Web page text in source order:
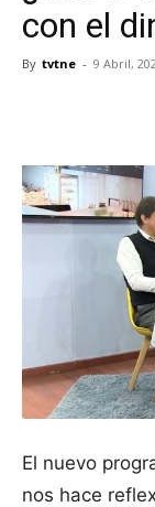
con el
By tvtne - 9 Abril,
El nuevo
nos hace